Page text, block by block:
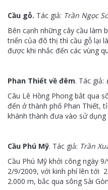
Cầu gỗ. Tác giả: Trần Ngọc
Bên cạnh những cây cầu làm
triển của đô thị thì cầu gỗ lại
được khi nhắc đến các vùng
Phan Thiết về đêm. Tác giả:
Câu Lê Hồng Phong bắt qua
đến ở thành phố Phan Thiết,
khánh thành đưa vào sử dụng
Cầu Phú Mỹ. Tác giả: Trần
Cầu Phú Mỹ khởi công ngày
2/9/2009, với kinh phí lên tới
2.000 m, bắc qua sông Sài